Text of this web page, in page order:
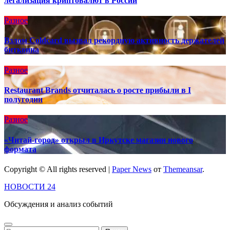
Разное
Взлом Coldcard вызвал рекордную активность держателей
биткоина
Разное
Restaurant Brands отчиталась о росте прибыли в I
полугодии
Разное
«Читай-город» открыл в Иркутске магазин нового
формата
Copyright © All rights reserved | Paper News от Themeansar.
НОВОСТИ 24
Обсуждения и анализ событий